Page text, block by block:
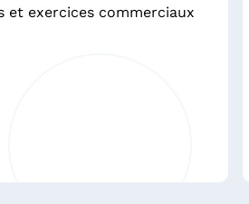
et exercices commerciaux